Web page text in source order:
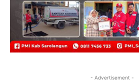
- Advertisement -